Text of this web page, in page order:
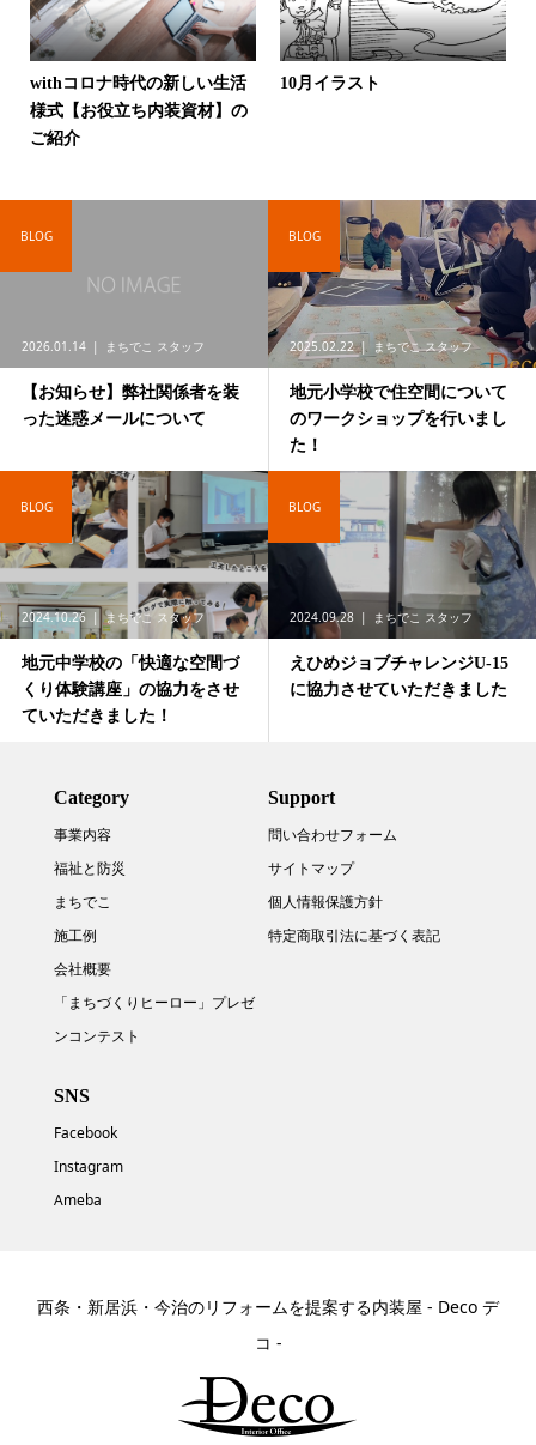
withコロナ時代の新しい生活
様式【お役立ち内装資材】の
ご紹介
10月イラスト
2026.01.14 まちでこ スタッフ
【お知らせ】弊社関係者を装
った迷惑メールについて
BLOG
2025.02.22 まちでこ スタッフ
地元小学校で住空間について
のワークショップを行いまし
た！
BLOG
2024.10.26 まちでこ スタッフ
地元中学校の「快適な空間づ
くり体験講座」の協力をさせ
ていただきました！
BLOG
2024.09.28 まちでこ スタッフ
えひめジョブチャレンジU-15
に協力させていただきました
BLOG
Category
事業内容
福祉と防災
まちでこ
施工例
会社概要
「まちづくりヒーロー」プレゼ
ンコンテスト
Support
問い合わせフォーム
サイトマップ
個人情報保護方針
特定商取引法に基づく表記
SNS
Facebook
Instagram
Ameba
西条・新居浜・今治のリフォームを提案する内装屋 - Deco デ
コ -